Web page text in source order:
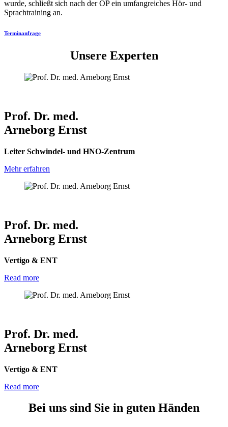
wurde, schließt sich nach der OP ein umfangreiches Hör- und
Sprachtraining an.
Terminanfrage
Unsere Experten
Prof. Dr. med.
Arneborg Ernst
Leiter Schwindel- und HNO-Zentrum
Mehr erfahren
Prof. Dr. med.
Arneborg Ernst
Vertigo & ENT
Read more
Prof. Dr. med.
Arneborg Ernst
Vertigo & ENT
Read more
Bei uns sind Sie in guten Händen